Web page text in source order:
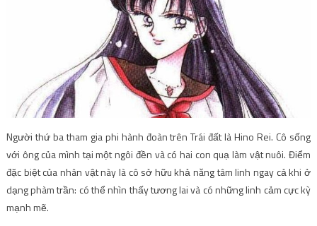
Người thứ ba tham gia phi hành đoàn trên Trái đất là Hino Rei. Cô sống
với ông của mình tại một ngôi đền và có hai con quạ làm vật nuôi. Điểm
đặc biệt của nhân vật này là cô sở hữu khả năng tâm linh ngay cả khi ở
dạng phàm trần: có thể nhìn thấy tương lai và có những linh cảm cực kỳ
mạnh mẽ.